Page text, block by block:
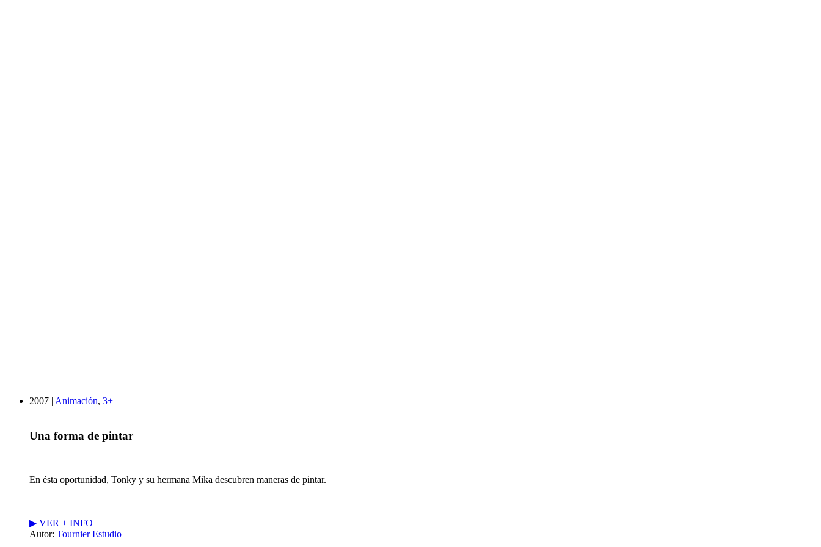
2007 | Animación, 3+
Una forma de pintar
En ésta oportunidad, Tonky y su hermana Mika descubren maneras de pintar.
▶︎ VER + INFO
Autor: Tournier Estudio